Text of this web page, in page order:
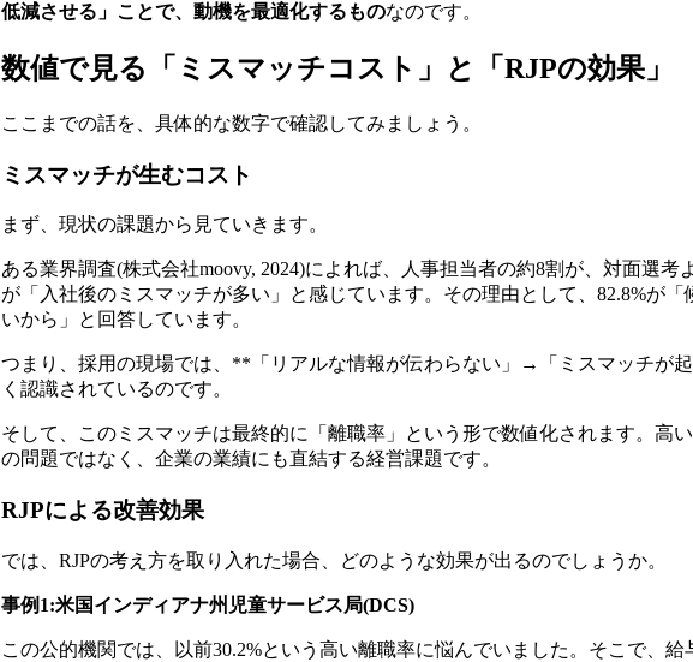
低減させる」ことで、動機を最適化するものなのです。
数値で見る「ミスマッチコスト」と「RJPの効果」
ここまでの話を、具体的な数字で確認してみましょう。
ミスマッチが生むコスト
まず、現状の課題から見ていきます。
ある業界調査(株式会社moovy, 2024)によれば、人事担当者の約8割が、対面選考
が「入社後のミスマッチが多い」と感じています。その理由として、82.8%が「
いから」と回答しています。
つまり、採用の現場では、**「リアルな情報が伝わらない」→「ミスマッチが
く認識されているのです。
そして、このミスマッチは最終的に「離職率」という形で数値化されます。高
の問題ではなく、企業の業績にも直結する経営課題です。
RJPによる改善効果
では、RJPの考え方を取り入れた場合、どのような効果が出るのでしょうか。
事例1:米国インディアナ州児童サービス局(DCS)
この公的機関では、以前30.2%という高い離職率に悩んでいました。そこで、